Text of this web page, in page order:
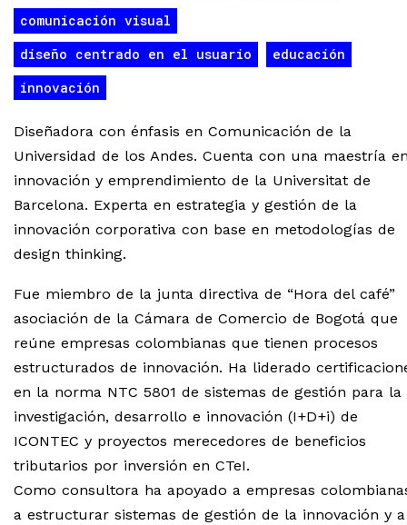
comunicación visual
diseño centrado en el usuario
educación
innovación
Diseñadora con énfasis en Comunicación de la
Universidad de los Andes. Cuenta con una maestría
innovación y emprendimiento de la Universitat de
Barcelona. Experta en estrategia y gestión de la
innovación corporativa con base en metodologías de
design thinking.
Fue miembro de la junta directiva de “Hora del café”
asociación de la Cámara de Comercio de Bogotá que
reúne empresas colombianas que tienen procesos
estructurados de innovación. Ha liderado
en la norma NTC 5801 de sistemas de gestión para la
investigación, desarrollo e innovación (I+D+i) de
ICONTEC y proyectos merecedores de beneficios
tributarios por inversión en CTeI.
Como consultora ha apoyado a empresas
a estructurar sistemas de gestión de la innovación y a